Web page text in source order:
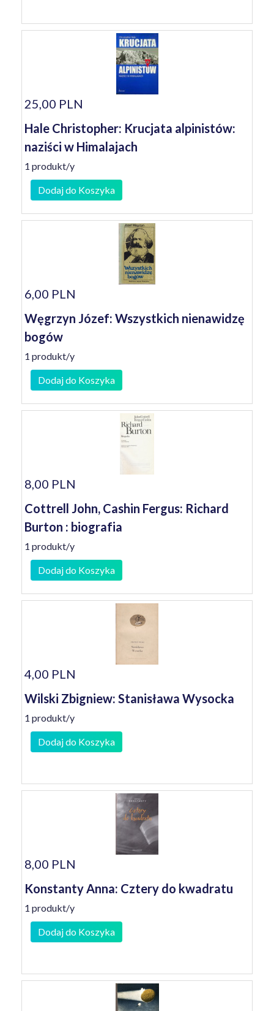
25,00 PLN
Hale Christopher: Krucjata alpinistów:
naziści w Himalajach
1 produkt/y
Dodaj do Koszyka
6,00 PLN
Węgrzyn Józef: Wszystkich nienawidzę
bogów
1 produkt/y
Dodaj do Koszyka
8,00 PLN
Cottrell John, Cashin Fergus: Richard
Burton : biografia
1 produkt/y
Dodaj do Koszyka
4,00 PLN
Wilski Zbigniew: Stanisława Wysocka
1 produkt/y
Dodaj do Koszyka
8,00 PLN
Konstanty Anna: Cztery do kwadratu
1 produkt/y
Dodaj do Koszyka